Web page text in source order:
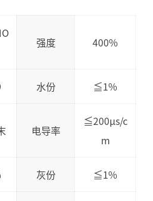
强度 400%
水份 ≦1%
电导率
≦200µs/c
m
灰份 ≦1%